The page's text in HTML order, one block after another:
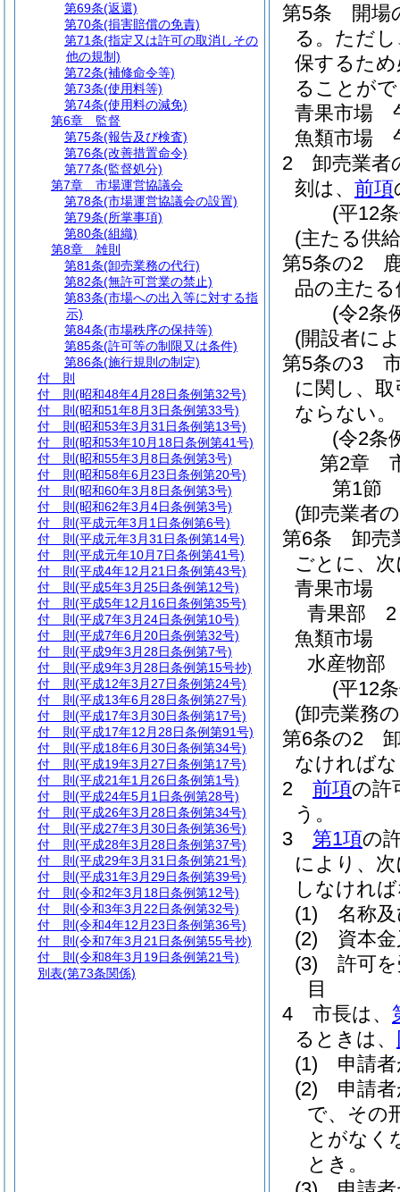
第5条
開場
る。 ただ
保するた
ることが
青果市場
魚類市場
2
卸売業者
刻は、 前項
(平12
(主たる供
第5条の2
品の主た
(令2条
(開設者に
第5条の3
に関し、
ならない。
(令2条
第2章
第1節
(卸売業者
第6条
卸売
ごとに、
青果市場
青果部 2
魚類市場
水産物
(平12
(卸売業務
第6条の2
なければ
2
前項の許
う。
3
第1項の
により、
しなけれ
(1)
名称
(2)
資本
(3)
許可
目
4
市長は、
るときは、
(1)
申請
(2)
申請
で、その
とがなく
とき。
第69条(返還)
第70条(損害賠償の免責)
第71条(指定又は許可の取消しその
他の規制)
第72条(補修命令等)
第73条(使用料等)
第74条(使用料の減免)
第6章
監督
第75条(報告及び検査)
第76条(改善措置命令)
第77条(監督処分)
第7章
市場運営協議会
第78条(市場運営協議会の設置)
第79条(所掌事項)
第80条(組織)
第8章
雑則
第81条(卸売業務の代行)
第82条(無許可営業の禁止)
第83条(市場への出入等に対する指
示)
第84条(市場秩序の保持等)
第85条(許可等の制限又は条件)
第86条(施行規則の制定)
付 則
付 則 (昭和48年4月28日条例第32号)
付 則 (昭和51年8月3日条例第33号)
付 則 (昭和53年3月31日条例第13号)
付 則 (昭和53年10月18日条例第41号)
付 則 (昭和55年3月8日条例第3号)
付 則 (昭和58年6月23日条例第20号)
付 則 (昭和60年3月8日条例第3号)
付 則 (昭和62年3月4日条例第3号)
付 則 (平成元年3月1日条例第6号)
付 則 (平成元年3月31日条例第14号)
付 則 (平成元年10月7日条例第41号)
付 則 (平成4年12月21日条例第43号)
付 則 (平成5年3月25日条例第12号)
付 則 (平成5年12月16日条例第35号)
付 則 (平成7年3月24日条例第10号)
付 則 (平成7年6月20日条例第32号)
付 則 (平成9年3月28日条例第7号)
付 則 (平成9年3月28日条例第15号抄)
付 則 (平成12年3月27日条例第24号)
付 則 (平成13年6月28日条例第27号)
付 則 (平成17年3月30日条例第17号)
付 則 (平成17年12月28日条例第91号)
付 則 (平成18年6月30日条例第34号)
付 則 (平成19年3月27日条例第17号)
付 則 (平成21年1月26日条例第1号)
付 則 (平成24年5月1日条例第28号)
付 則 (平成26年3月28日条例第34号)
付 則 (平成27年3月30日条例第36号)
付 則 (平成28年3月28日条例第37号)
付 則 (平成29年3月31日条例第21号)
付 則 (平成31年3月29日条例第39号)
付 則 (令和2年3月18日条例第12号)
付 則 (令和3年3月22日条例第32号)
付 則 (令和4年12月23日条例第36号)
付 則 (令和7年3月21日条例第55号抄)
付 則 (令和8年3月19日条例第21号)
別表(第73条関係)